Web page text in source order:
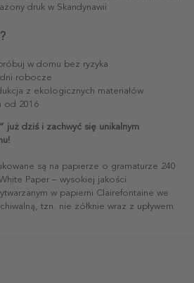
druk w Skandynawii
w domu bez ryzyka
robocze
z ekologicznych materiałów
od 2016
już dziś i zachwyć się unikalnym
są na papierze o gramaturze 240
Paper – wysokiej jakości
w papierni Clairefontaine we
tzn. nie żółknie wraz z upływem